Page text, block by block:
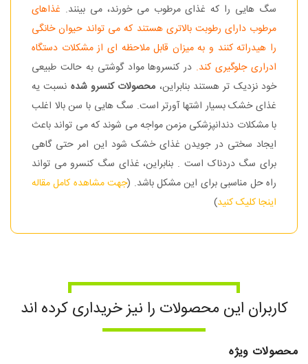
سگ هایی را که غذای مرطوب می خورند، می بینند. غذاهای
مرطوب دارای رطوبت بالاتری هستند که می تواند حیوان خانگی
را هیدراته کنند و به میزان قابل ملاحظه ای از مشکلات دستگاه
ادراری جلوگیری کند. در کنسروها مواد گوشتی به حالت طبیعی
خود نزدیک تر هستند بنابراین، محصولات کنسرو شده نسبت یه
غذای خشک بسیار اشتها آورتر است. سگ هایی با سن بالا اغلب
با مشکلات دندانپزشکی مزمن مواجه می شوند که می تواند باعث
ایجاد سختی در جویدن غذای خشک شود این امر حتی گاهی
برای سگ دردناک است . بنابراین، غذای سگ کنسرو می تواند
راه حل مناسبی برای این مشکل باشد. (جهت مشاهده کامل مقاله
اینجا کلیک کنید)
کاربران این محصولات را نیز خریداری کرده اند
محصولات ویژه